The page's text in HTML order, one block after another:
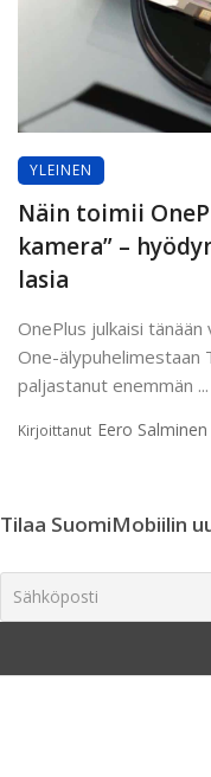
YLEINEN
Näin toimii
kamera” –
lasia
OnePlus julkaisi
One-älypuhelimestaan
paljastanut enemmän ...
Kirjoittanut Eero Salminen
Tilaa SuomiMobiilin